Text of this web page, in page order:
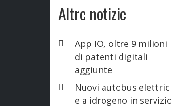
Altre notizie
App IO, oltre 9 milioni
di patenti digitali
aggiunte
Nuovi autobus elettrici
e a idrogeno in servizio